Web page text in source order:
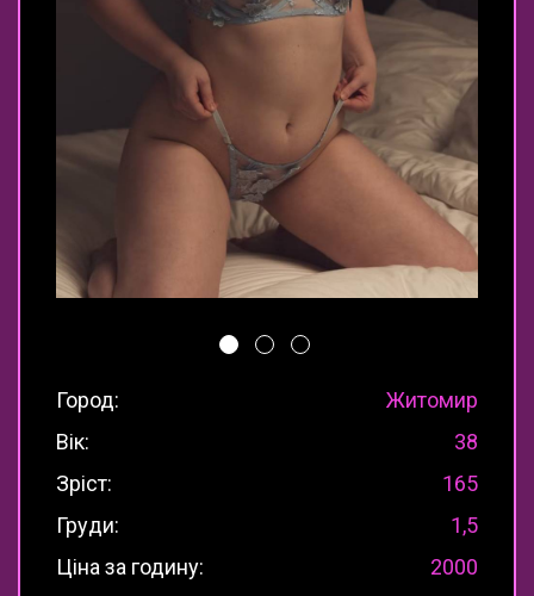
Город:
Житомир
Вік:
38
Зріст:
165
Груди:
1,5
Ціна за годину:
2000